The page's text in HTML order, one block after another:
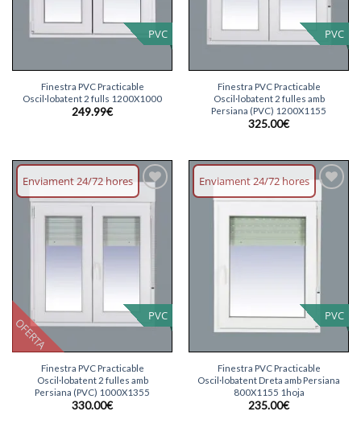
PVC
Finestra PVC Practicable
Oscil·lobatent 2 fulls 1200X1000
249.99€
PVC
Finestra PVC Practicable
Oscil·lobatent 2 fulles amb
Persiana (PVC) 1200X1155
325.00€
OFERTA
Enviament 24/72 hores
PVC
Afegeix
desitjos
Finestra PVC Practicable
Oscil·lobatent 2 fulles amb
Persiana (PVC) 1000X1355
330.00€
Enviament 24/72 hores
PVC
Afegeix
llista
Finestra PVC Practicable
Oscil·lobatent Dreta amb Persiana
800X1155 1hoja
235.00€